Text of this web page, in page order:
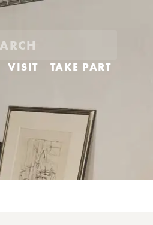
VISIT TAKE PART